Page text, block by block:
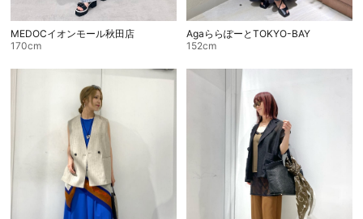
MEDOCイオンモール秋田店
170cm
AgaららぽーとTOKYO-BAY
152cm